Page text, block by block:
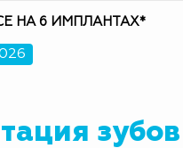
НА 6 ИМПЛАНТАХ*